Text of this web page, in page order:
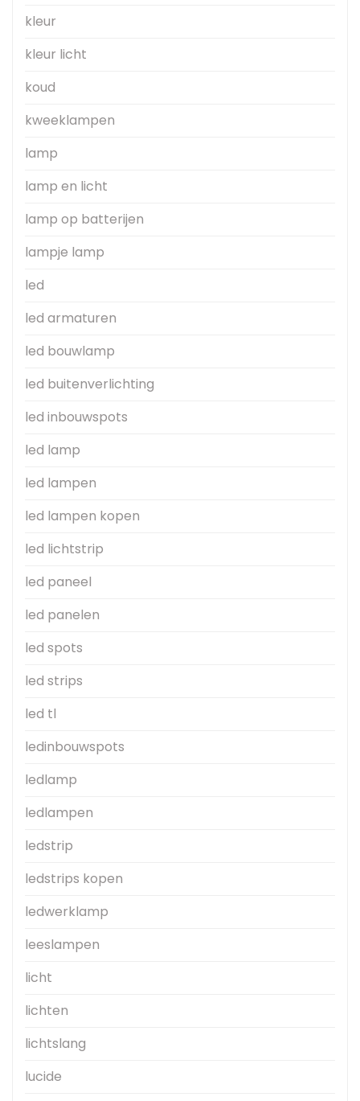
kleur
kleur licht
koud
kweeklampen
lamp
lamp en licht
lamp op batterijen
lampje lamp
led
led armaturen
led bouwlamp
led buitenverlichting
led inbouwspots
led lamp
led lampen
led lampen kopen
led lichtstrip
led paneel
led panelen
led spots
led strips
led tl
ledinbouwspots
ledlamp
ledlampen
ledstrip
ledstrips kopen
ledwerklamp
leeslampen
licht
lichten
lichtslang
lucide